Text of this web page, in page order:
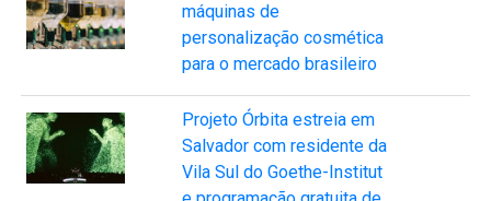
máquinas de
personalização cosmética
para o mercado brasileiro
Projeto Órbita estreia em
Salvador com residente da
Vila Sul do Goethe-Institut